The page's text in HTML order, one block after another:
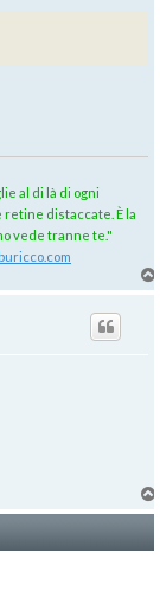
al di là di ogni
retine distaccate. È la
vede tranne te."